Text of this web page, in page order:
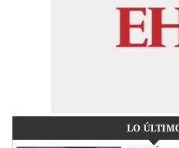
LO